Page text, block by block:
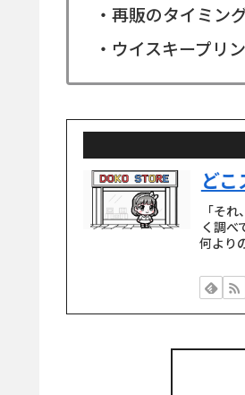
・再販のタイミン
・ウイスキープリ
どこ
「そ
く調べ
何より